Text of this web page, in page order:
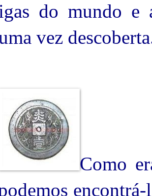
do mundo e
vez
Como